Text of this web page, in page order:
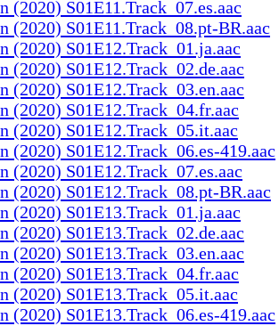
(2020) S01E11.Track_07.es.aac
(2020) S01E11.Track_08.pt-BR.aac
(2020) S01E12.Track_01.ja.aac
(2020) S01E12.Track_02.de.aac
(2020) S01E12.Track_03.en.aac
(2020) S01E12.Track_04.fr.aac
(2020) S01E12.Track_05.it.aac
(2020) S01E12.Track_06.es-419.aac
(2020) S01E12.Track_07.es.aac
(2020) S01E12.Track_08.pt-BR.aac
(2020) S01E13.Track_01.ja.aac
(2020) S01E13.Track_02.de.aac
(2020) S01E13.Track_03.en.aac
(2020) S01E13.Track_04.fr.aac
(2020) S01E13.Track_05.it.aac
(2020) S01E13.Track_06.es-419.aac